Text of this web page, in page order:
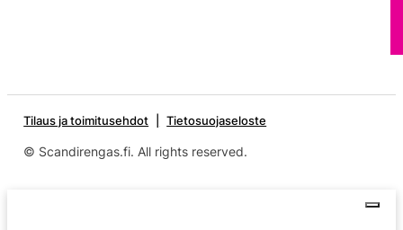
Tilaus ja toimitusehdot Tietosuojaseloste
© Scandirengas.fi. All rights reserved.